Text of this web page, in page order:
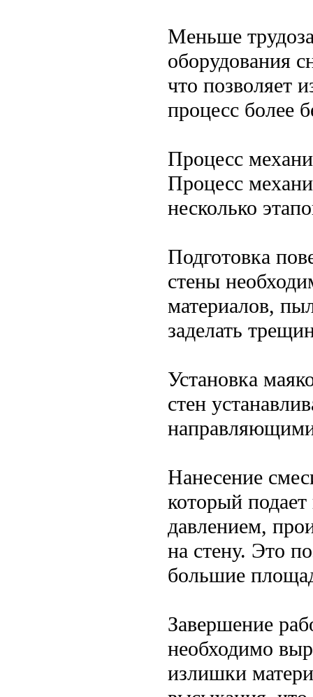
Меньше
оборудования
что позволяет
процесс более
Процесс
Процесс
несколько
Подготовка
стены
материалов,
заделать
Установка
стен
Нанесение
который
давлением,
на стену. Это
большие
Завершение
необходимо
излишки